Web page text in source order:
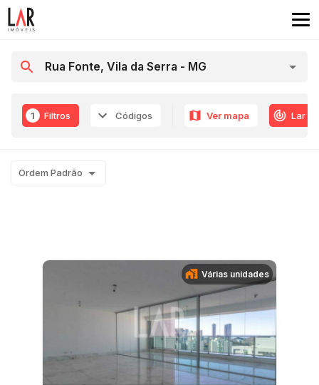
1 Filtros Códigos Ver mapa Lar
Ordem Padrão
Várias unidades